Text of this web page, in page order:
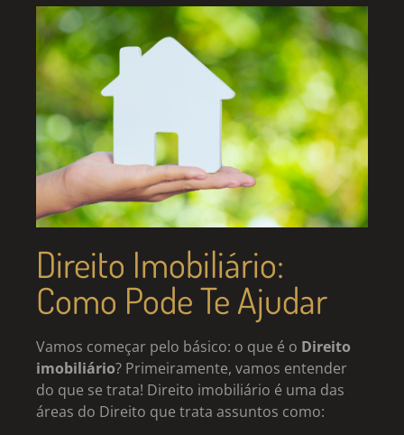
Direito Imobiliário:
Como Pode Te Ajudar
Vamos começar pelo básico: o que é o Direito
imobiliário? Primeiramente, vamos entender
do que se trata! Direito imobiliário é uma das
áreas do Direito que trata assuntos como: